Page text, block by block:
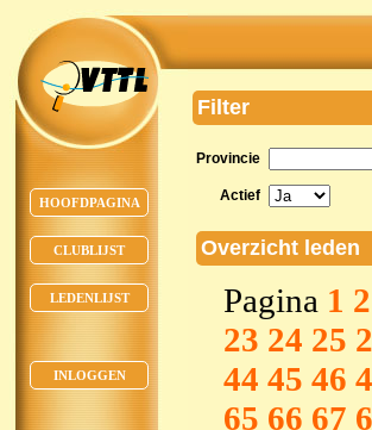
HOOFDPAGINA
CLUBLIJST
LEDENLIJST
INLOGGEN
Filter
Provincie
Actief
Overzicht leden
Pagina 1 2
23 24 25
44 45 46
65 66 67